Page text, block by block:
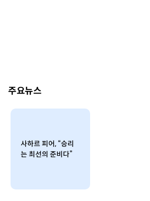
주요뉴스
사하르 피어, “승리
는 최선의 준비다”